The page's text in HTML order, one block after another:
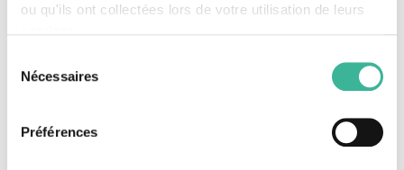
ou qu'ils ont collectées lors de votre utilisation de leurs
Nécessaires
Préférences
PERSONNALISEZ CE SÉJOUR AVEC VOTRE